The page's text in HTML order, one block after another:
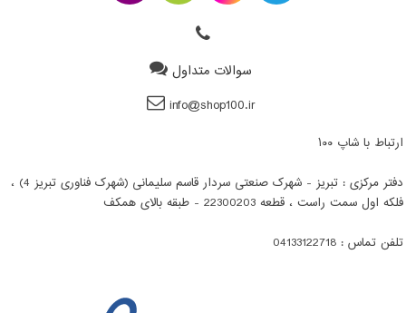
سوالات متداول
info@shop100.ir
ارتباط با شاپ ۱۰۰
دفتر مرکزی : تبریز - شهرک صنعتی سردار قاسم سلیمانی (شهرک فناوری تبریز 4) ،
فلکه اول سمت راست ، قطعه 22300203 - طبقه بالای همکف
تلفن تماس : 04133122718